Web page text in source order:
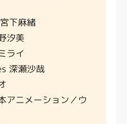
下麻緒
汐美
ライ
深瀬沙哉
アニメーション／ウ